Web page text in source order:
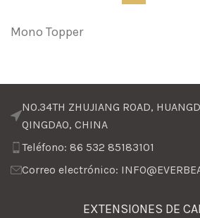
Mono Topper
NO.34TH ZHUJIANG ROAD,
QINGDAO, CHINA
Teléfono: 86 532 85183101
Correo electrónico:
EXTENSIONES DE